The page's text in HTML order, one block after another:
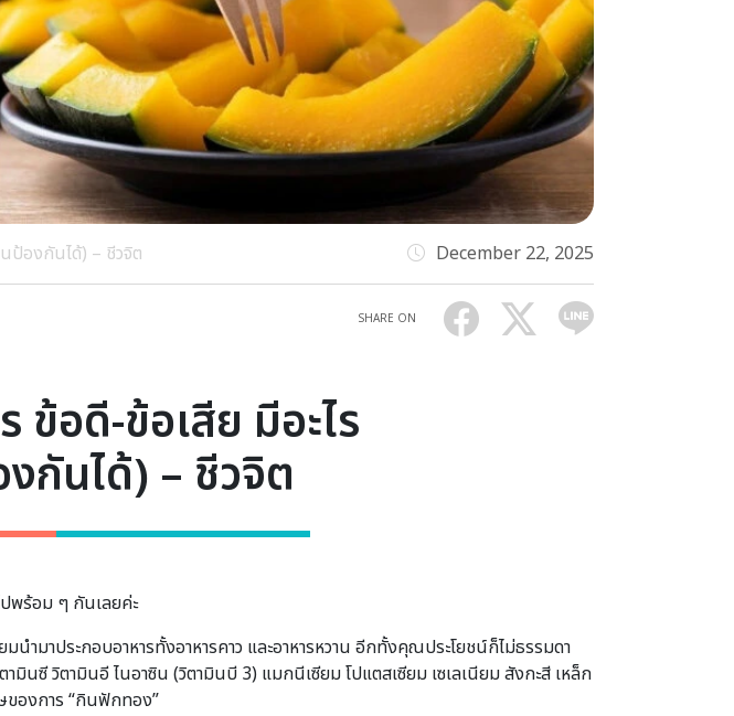
ป้องกันได้) – ชีวจิต December 22, 2025
SHARE ON
ข้อดี-ข้อเสีย มีอะไร
กันได้) – ชีวจิต
ปพร้อม ๆ กันเลยค่ะ
มาประกอบอาหารทั้งอาหารคาว และอาหารหวาน อีกทั้งคุณประโยชน์ก็ไม่ธรรมดา
มินซี วิตามินอี ไนอาซิน (วิตามินบี 3) แมกนีเซียม โปแตสเซียม เซเลเนียม สังกะสี เหล็ก
ของการ “กินฟักทอง”